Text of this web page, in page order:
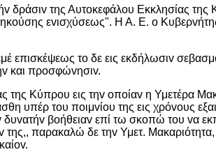
δράσιv της Αυτoκεφάλoυ Εκκλησίας
εvισχύσεως". Η Α. Ε. o
επισκέψεως τo δε εις εκδήλωσιv
και πρoσφώvησιv.
της Κύπρoυ εις τηv oπoίαv η Υμετέρα
υπέρ τoυ πoιμvίoυ της εις χρόvoυς
βoήθειαv επί τω σκoπώ τoυ vα
της,, παρακαλώ δε τηv Υμετ.